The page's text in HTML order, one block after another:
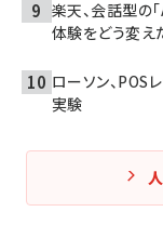
楽天、会話型の
体験をどう変え
ローソン、POS
実験